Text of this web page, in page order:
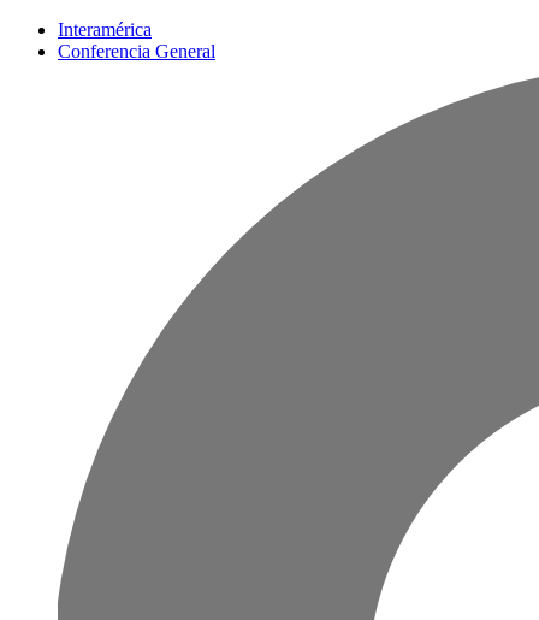
Interamérica
Conferencia General